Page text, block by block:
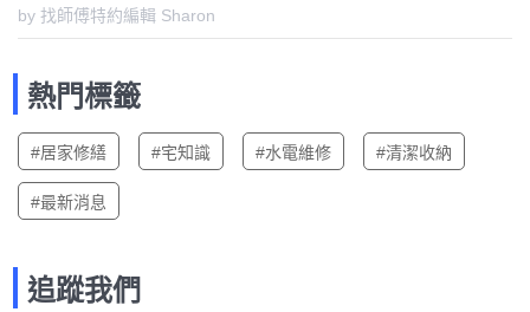
by 找師傅特約編輯 Sharon
熱門標籤
#居家修繕 #宅知識 #水電維修 #清潔收納
#最新消息
追蹤我們